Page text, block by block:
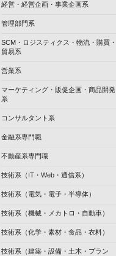
経営・経営企画・事業企画系
管理部門系
SCM・ロジスティクス・物流・購買・
貿易系
営業系
マーケティング・販促企画・商品開発
系
コンサルタント系
金融系専門職
不動産系専門職
技術系（IT・Web・通信系）
技術系（電気・電子・半導体）
技術系（機械・メカトロ・自動車）
技術系（化学・素材・食品・衣料）
技術系（建築・設備・土木・プラン